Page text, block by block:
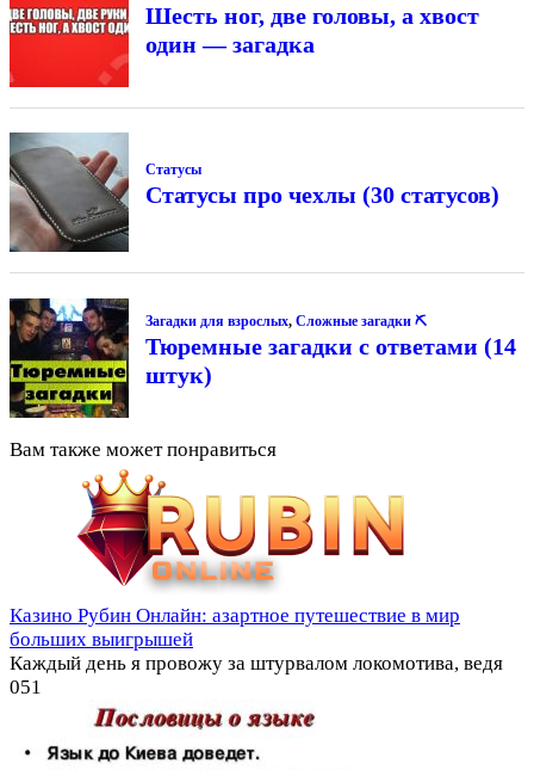
Шесть ног, две головы, а хвост
один — загадка
Статусы
Статусы про чехлы (30 статусов)
Загадки для взрослых, Сложные загадки ⛏
Тюремные загадки с ответами (14
штук)
Вам также может понравиться
Казино Рубин Онлайн: азартное путешествие в мир
больших выигрышей
Каждый день я провожу за штурвалом локомотива, ведя
051